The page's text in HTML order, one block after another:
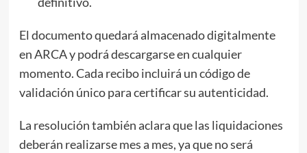
El documento quedará almacenado digitalmente
en ARCA y podrá descargarse en cualquier
momento. Cada recibo incluirá un código de
validación único para certificar su autenticidad.
La resolución también aclara que las liquidaciones
deberán realizarse mes a mes, ya que no será